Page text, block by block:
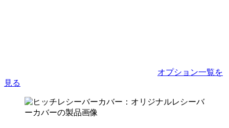
オプション一覧を
見る